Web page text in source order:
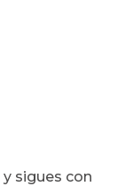
sigues con